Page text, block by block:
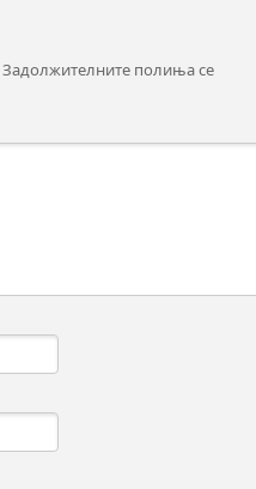
Задолжителните полиња се